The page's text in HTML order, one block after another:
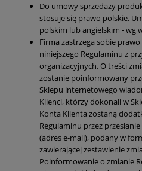
Do umowy sprzedaży
stosuje się prawo polskie.
polskim lub angielskim - wg
Firma zastrzega sobie
niniejszego Regulaminu z
organizacyjnych. O treści
zostanie poinformowany
Sklepu internetowego
Klienci, którzy dokonali w
Konta Klienta zostaną
Regulaminu przez
(adres e-mail), podany w
zawierającej zestawienie
Poinformowanie o zmianie